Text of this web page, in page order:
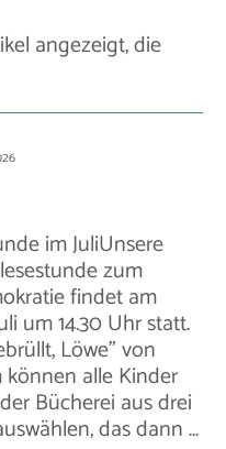
angezeigt, die
im JuliUnsere
zum
findet am
um 14.30 Uhr statt.
Löwe" von
können alle Kinder
Bücherei aus drei
das dann …